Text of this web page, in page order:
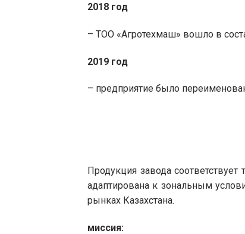
2018 год
– ТОО «Агротехмаш» вошло в
2019 год
– предприятие было
Продукция завода
адаптирована к зональным
рынках Казахстана.
миссия: